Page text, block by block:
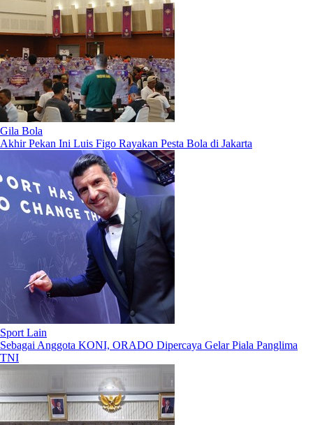
Gila Bola
Akhir Pekan Ini Luis Figo Rayakan Pesta Bola di Jakarta
Sport Lain
Sebagai Anggota KONI, ORADO Dipercaya Gelar Piala Panglima
TNI